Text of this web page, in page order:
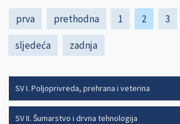
Pagination
First
page
prva
Previous
page
prethodna Page
1
Current
page
2 Page
3
Next
page
sljedeća
Last
page
zadnja
SV I. Poljoprivreda, prehrana i veterina
SV II. Šumarstvo i drvna tehnologija